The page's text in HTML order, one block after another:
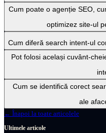
Cum poate o agenție SEO,
optimizez site-ul
Cum diferă search intent-ul
Pot folosi același cuvânt-
Cum se identifică corect
ale
← Înapoi la toate articolele
Ultimele articole